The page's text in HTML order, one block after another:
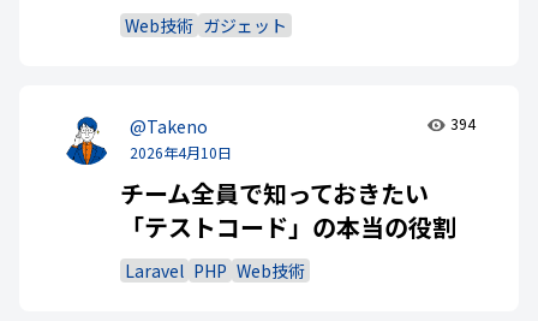
Web技術 ガジェット
@Takeno
2026年4月10日
394
チーム全員で知っておきたい
「テストコード」の本当の役割
Laravel PHP Web技術